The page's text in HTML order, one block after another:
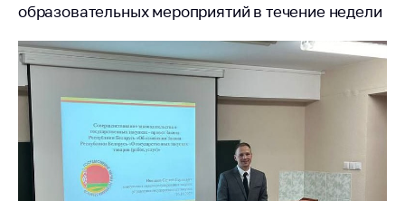
образовательных мероприятий в течение недели